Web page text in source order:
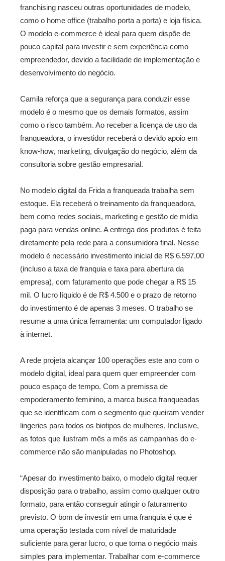
franchising nasceu outras oportunidades de modelo,
como o home office (trabalho porta a porta) e loja física.
O modelo e-commerce é ideal para quem dispõe de
pouco capital para investir e sem experiência como
empreendedor, devido a facilidade de implementação e
desenvolvimento do negócio.
Camila reforça que a segurança para conduzir esse
modelo é o mesmo que os demais formatos, assim
como o risco também. Ao receber a licença de uso da
franqueadora, o investidor receberá o devido apoio em
know-how, marketing, divulgação do negócio, além da
consultoria sobre gestão empresarial.
No modelo digital da Frida a franqueada trabalha sem
estoque. Ela receberá o treinamento da franqueadora,
bem como redes sociais, marketing e gestão de mídia
paga para vendas online. A entrega dos produtos é feita
diretamente pela rede para a consumidora final. Nesse
modelo é necessário investimento inicial de R$ 6.597,00
(incluso a taxa de franquia e taxa para abertura da
empresa), com faturamento que pode chegar a R$ 15
mil. O lucro líquido é de R$ 4.500 e o prazo de retorno
do investimento é de apenas 3 meses. O trabalho se
resume a uma única ferramenta: um computador ligado
à internet.
A rede projeta alcançar 100 operações este ano com o
modelo digital, ideal para quem quer empreender com
pouco espaço de tempo. Com a premissa de
empoderamento feminino, a marca busca franqueadas
que se identificam com o segmento que queiram vender
lingeries para todos os biotipos de mulheres. Inclusive,
as fotos que ilustram mês a mês as campanhas do e-
commerce não são manipuladas no Photoshop.
“Apesar do investimento baixo, o modelo digital requer
disposição para o trabalho, assim como qualquer outro
formato, para então conseguir atingir o faturamento
previsto. O bom de investir em uma franquia é que é
uma operação testada com nível de maturidade
suficiente para gerar lucro, o que torna o negócio mais
simples para implementar. Trabalhar com e-commerce